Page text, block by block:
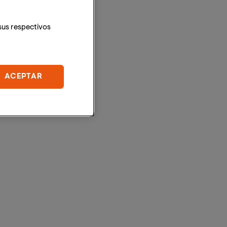
respectivos
ACEPTAR